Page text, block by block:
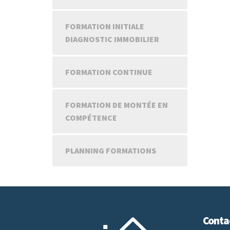
FORMATION INITIALE
DIAGNOSTIC IMMOBILIER
FORMATION CONTINUE
FORMATION DE MONTÉE EN
COMPÉTENCE
PLANNING FORMATIONS